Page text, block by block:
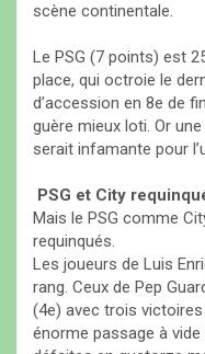
scène continentale.
Le PSG (7 points) est
place, qui octroie le
d’accession en 8e de
guère mieux loti. Or
serait infamante pour
PSG et City
Mais le PSG comme
requinqués.
Les joueurs de Luis
rang. Ceux de Pep
(4e) avec trois
énorme passage à